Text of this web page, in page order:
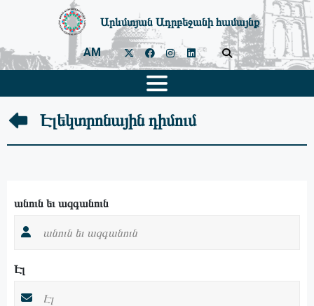
Արևմտյան Ադրբեջանի համայնք
AM
Էլեկտրոնային դիմում
անուն եւ ազգանուն
Էլ